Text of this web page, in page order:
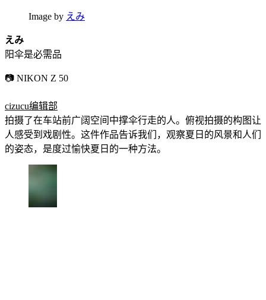
Image by えみ
えみ
阳伞是必需品
📷 NIKON Z 50
cizucu编辑部
拍摄了在车站前广阔空间中撑伞行走的人。俯视拍摄的构图让
人感受到戏剧性。这件作品告诉我们，观察夏日的风景和人们
的姿态，是度过愉快夏日的一种方法。